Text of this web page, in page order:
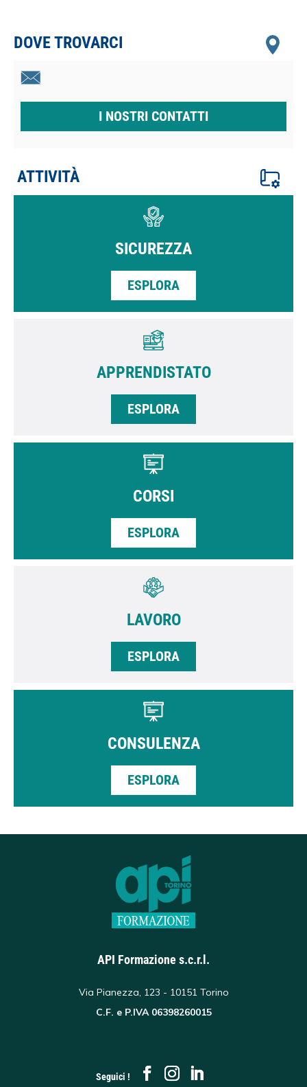
DOVE TROVARCI
I NOSTRI CONTATTI
ATTIVITÀ
SICUREZZA
ESPLORA
APPRENDISTATO
ESPLORA
CORSI
ESPLORA
LAVORO
ESPLORA
CONSULENZA
ESPLORA
API Formazione s.c.r.l.
Via Pianezza, 123 - 10151 Torino
C.F. e P.IVA 06398260015
Seguici !